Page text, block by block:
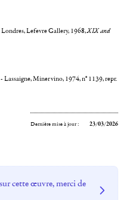
Londres, Lefevre Gallery, 1968,XIX and
Lassaigne, Minervino, 1974, n° 1139, repr.
Dernière mise à jour : 23/03/2026
cette œuvre, merci de